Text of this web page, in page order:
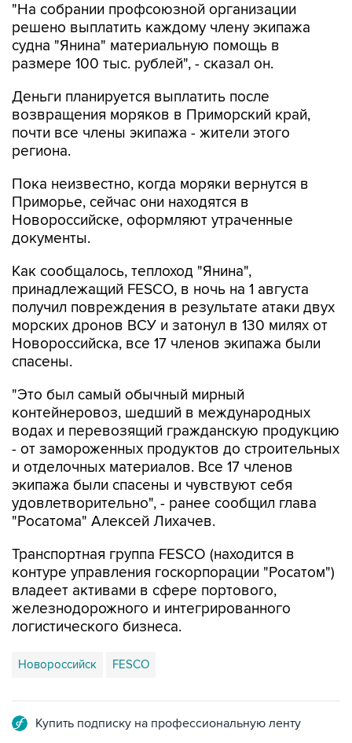
"На собрании профсоюзной организации
решено выплатить каждому члену экипажа
судна "Янина" материальную помощь в
размере 100 тыс. рублей", - сказал он.
Деньги планируется выплатить после
возвращения моряков в Приморский край,
почти все члены экипажа - жители этого
региона.
Пока неизвестно, когда моряки вернутся в
Приморье, сейчас они находятся в
Новороссийске, оформляют утраченные
документы.
Как сообщалось, теплоход "Янина",
принадлежащий FESCO, в ночь на 1 августа
получил повреждения в результате атаки двух
морских дронов ВСУ и затонул в 130 милях от
Новороссийска, все 17 членов экипажа были
спасены.
"Это был самый обычный мирный
контейнеровоз, шедший в международных
водах и перевозящий гражданскую продукцию
- от замороженных продуктов до строительных
и отделочных материалов. Все 17 членов
экипажа были спасены и чувствуют себя
удовлетворительно", - ранее сообщил глава
"Росатома" Алексей Лихачев.
Транспортная группа FESCO (находится в
контуре управления госкорпорации "Росатом")
владеет активами в сфере портового,
железнодорожного и интегрированного
логистического бизнеса.
Новороссийск FESCO
Купить подписку на профессиональную ленту